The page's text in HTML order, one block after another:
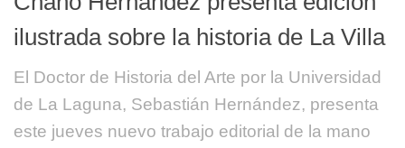
ilustrada sobre la historia de La Villa
El Doctor de Historia del Arte por la Universidad
de La Laguna, Sebastián Hernández, presenta
este jueves nuevo trabajo editorial de la mano